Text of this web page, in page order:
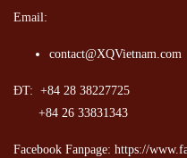
Email:
contact@XQVietnam.com
ĐT: +84 28 38227725
+84 26 33831343
Facebook Fanpage: https://